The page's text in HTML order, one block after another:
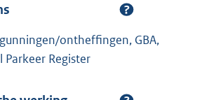
ontheffingen, GBA,
Parkeer Register